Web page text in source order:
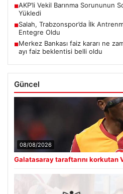
■AKP’li Vekil Barınma Sorununun
Yükledi
■Salah, Trabzonspor’da İlk
Entegre Oldu
■Merkez Bankası faiz kararı ne
ayı faiz beklentisi belli oldu
Güncel
08/08/2026
Galatasaray taraftarını korkutan